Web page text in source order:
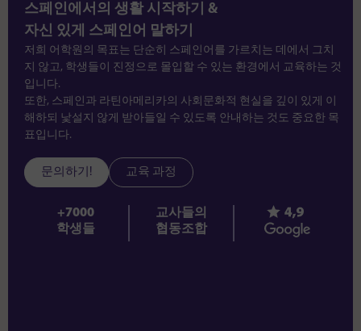
스페인에서의 생활 시작하기 &
자신 있게 스페인어 말하기
저희 어학원의 목표는 단순히 스페인어를 가르치는 데에서 그치
지 않고, 학생들이 진정으로 몰입할 수 있는 환경에서 교육하는 것
입니다.
또한, 스페인과 라틴아메리카의 사회문화적 현실을 깊이 있게 이
해하되 낯설지 않게 받아들일 수 있도록 안내하는 것도 중요한 목
표입니다.
문의하기! 교육 과정
+7000
학생들
교사들의
협동조합